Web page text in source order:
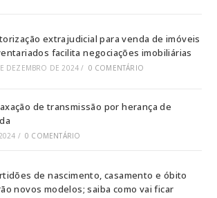
extrajudicial para venda de imóveis
facilita negociações imobiliárias
DEZEMBRO DE 2024 / 0 COMENTÁRIO
de transmissão por herança de
/ 0 COMENTÁRIO
de nascimento, casamento e óbito
novos modelos; saiba como vai ficar